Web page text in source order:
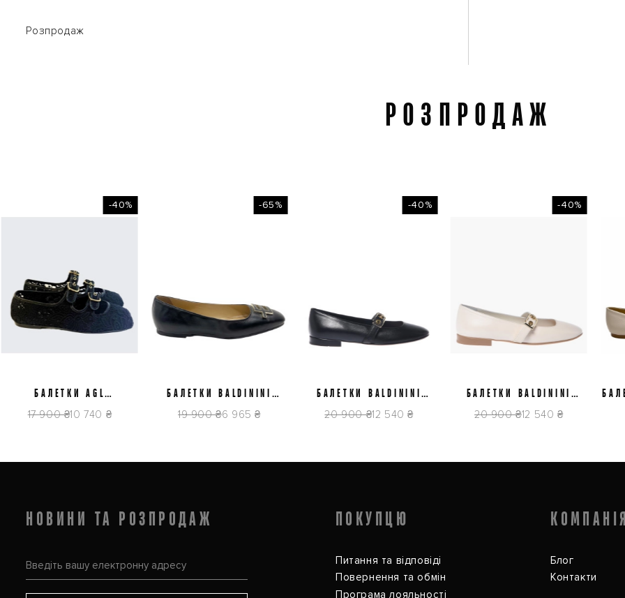
Розпродаж
РОЗПРОДАЖ
-40%
38 38,539 40
БАЛЕТКИ AGL
17 900 ₴10 740 ₴
-65%
373838,5 39 40
БАЛЕТКИ BALDININI
19 900 ₴6 965 ₴
-40%
37 38,539 39,5 40
БАЛЕТКИ BALDININI
20 900 ₴12 540 ₴
-40%
3738
БАЛЕТКИ BALDININI
20 900 ₴12 540 ₴
НОВИНИ ТА РОЗПРОДАЖ ПОКУПЦЮ
Питання та відповіді
Повернення та обмін
Програма лояльності
КОМПАНІЯ
Блог
Контакти